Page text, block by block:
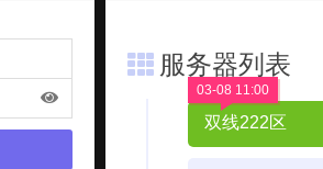
服务器列表
双线222区
03-08 11:00